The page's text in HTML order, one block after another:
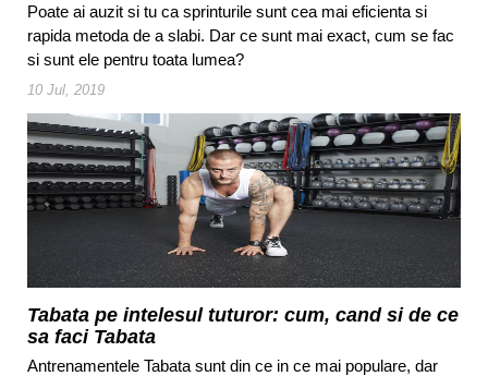
Poate ai auzit si tu ca sprinturile sunt cea mai eficienta si
rapida metoda de a slabi. Dar ce sunt mai exact, cum se fac
si sunt ele pentru toata lumea?
10 Jul, 2019
Tabata pe intelesul tuturor: cum, cand si de ce
sa faci Tabata
Antrenamentele Tabata sunt din ce in ce mai populare, dar